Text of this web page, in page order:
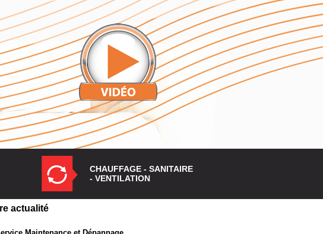
CHAUFFAGE - SANITAIRE
- VENTILATION
actualité